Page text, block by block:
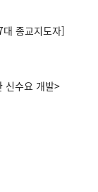
종교지도자]
신수요 개발>